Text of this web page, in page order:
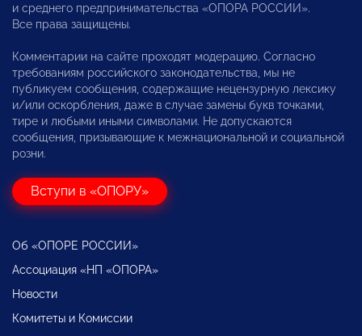
и среднего предпринимательства «ОПОРА РОССИИ».
Все права защищены.
Комментарии на сайте проходят модерацию. Согласно
требованиям российского законодательства, мы не
публикуем сообщения, содержащие нецензурную лексику
и/или оскорбления, даже в случае замены букв точками,
тире и любыми иными символами. Не допускаются
сообщения, призывающие к межнациональной и социальной
розни.
Вступи в «ОПОРУ»
Об «ОПОРЕ РОССИИ»
Ассоциация «НП «ОПОРА»
Новости
Комитеты и Комиссии